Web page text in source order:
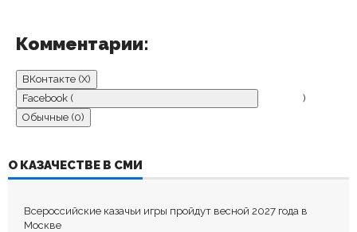
Комментарии:
ВКонтакте (X)
Facebook (
)
Обычные (0)
Пока нет комментариев.
Оставьте первый комментарий.
О КАЗАЧЕСТВЕ В СМИ
Всероссийские казачьи игры пройдут весной 2027 года в
Москве